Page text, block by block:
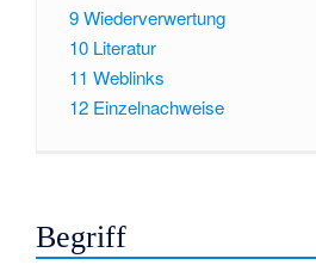
9Wiederverwertung
10 Literatur
11 Weblinks
12 Einzelnachweise
Begriff